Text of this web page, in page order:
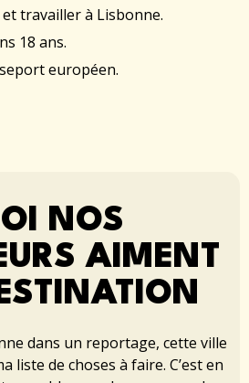
travailler à Lisbonne.
18 ans.
européen.
NOS
AIMENT
dans un reportage, cette ville
liste de choses à faire. C’est en